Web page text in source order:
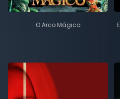
O Arco Mágico